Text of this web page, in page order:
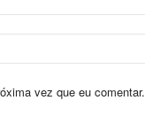
vez que eu comentar.